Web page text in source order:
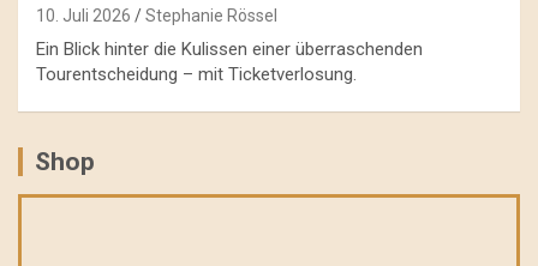
10. Juli 2026 Stephanie Rössel
Ein Blick hinter die Kulissen einer überraschenden
Tourentscheidung – mit Ticketverlosung.
Shop